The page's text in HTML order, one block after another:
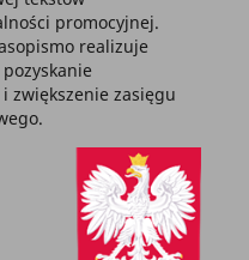
promocyjnej.
realizuje
zwiększenie zasięgu